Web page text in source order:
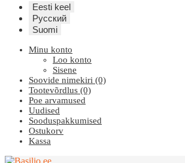
Eesti keel
Русский
Suomi
Minu konto
Loo konto
Sisene
Soovide nimekiri (0)
Tootevõrdlus (0)
Poe arvamused
Uudised
Sooduspakkumised
Ostukorv
Kassa